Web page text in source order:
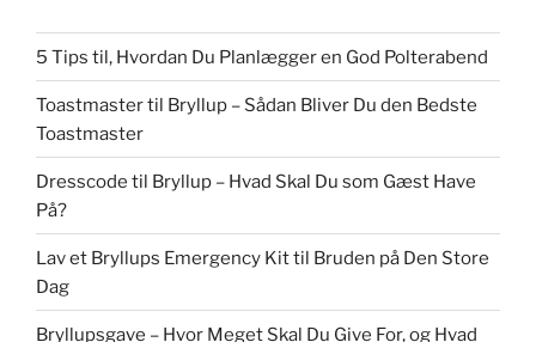
5 Tips til, Hvordan Du Planlægger en God Polterabend
Toastmaster til Bryllup – Sådan Bliver Du den Bedste
Toastmaster
Dresscode til Bryllup – Hvad Skal Du som Gæst Have
På?
Lav et Bryllups Emergency Kit til Bruden på Den Store
Dag
Bryllupsgave – Hvor Meget Skal Du Give For, og Hvad